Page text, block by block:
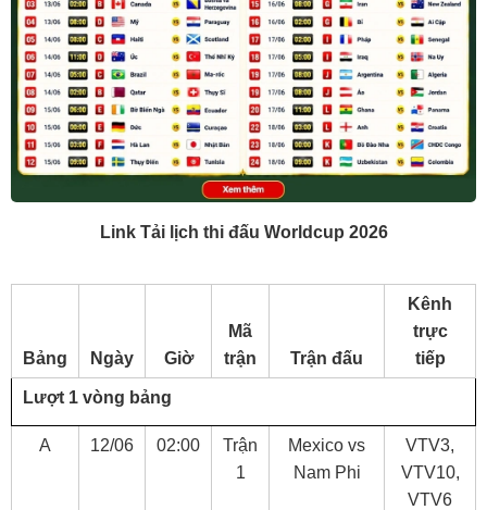
Link Tải lịch thi đấu Worldcup 2026
Bảng Ngày Giờ
Mã
trận
Trận đấu
Kênh
trực
tiếp
Lượt 1 vòng bảng
A 12/06 02:00
Trận
1
Mexico vs
Nam Phi
VTV3,
VTV10,
VTV6